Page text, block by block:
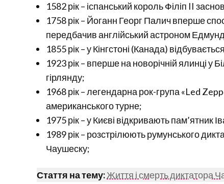
1582 рік – іспанський король Філіп II
1758 рік – Йоганн Георг Палич вперше
передбачив англійський астроном
1855 рік – у Кінгстоні (Канада)
1923 рік – вперше на новорічній ялинці
гірлянду;
1968 рік – легендарна рок-група «Led
американського турне;
1975 рік – у Києві відкривають пам’ятник
1989 рік – розстрілюють румунського
Чаушеску;
Стаття на тему:Життя і смерть диктатора